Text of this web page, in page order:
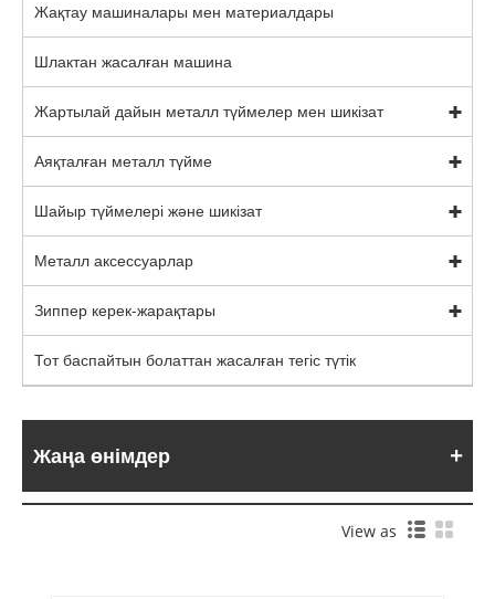
Жақтау машиналары мен материалдары
Шлактан жасалған машина
Жартылай дайын металл түймелер мен шикізат
Аяқталған металл түйме
Шайыр түймелері және шикізат
Металл аксессуарлар
Зиппер керек-жарақтары
Тот баспайтын болаттан жасалған тегіс түтік
Жаңа өнімдер
View as